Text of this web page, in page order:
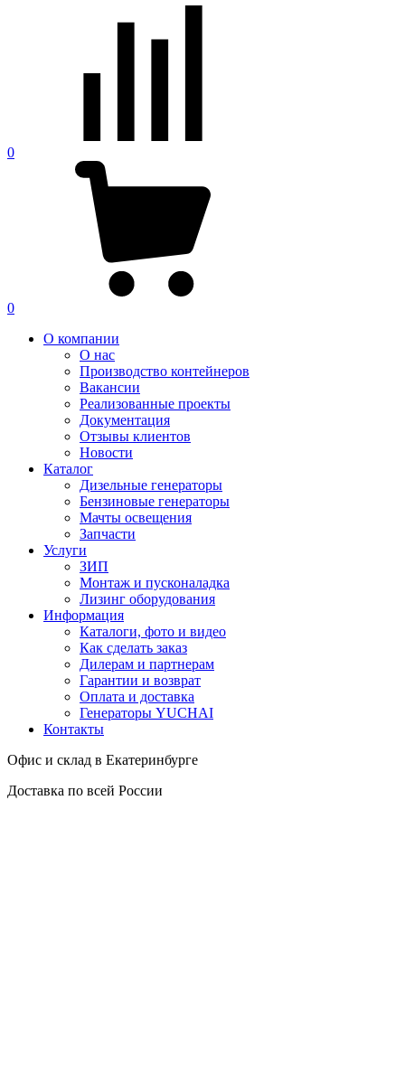
0
0
О компании
О нас
Производство контейнеров
Вакансии
Реализованные проекты
Документация
Отзывы клиентов
Новости
Каталог
Дизельные генераторы
Бензиновые генераторы
Мачты освещения
Запчасти
Услуги
ЗИП
Монтаж и пусконаладка
Лизинг оборудования
Информация
Каталоги, фото и видео
Как сделать заказ
Дилерам и партнерам
Гарантии и возврат
Оплата и доставка
Генераторы YUCHAI
Контакты
Офис и склад в Екатеринбурге
Доставка по всей России